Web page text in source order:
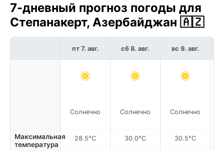
7-дневный прогноз погоды для
Степанакерт, Азербайджан 🇦🇿
Максимальная
температура
пт 7. авг.
Солнечно
28.5°C
сб 8. авг.
Солнечно
30.0°C
вс 9. авг.
Солнечно
30.5°C